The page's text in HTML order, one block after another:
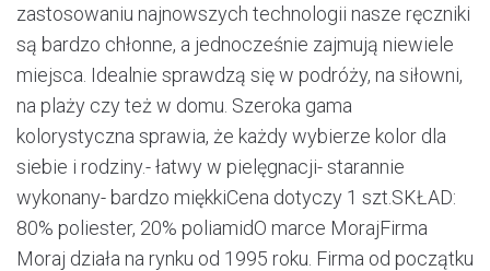
zastosowaniu najnowszych technologii nasze ręczniki
są bardzo chłonne, a jednocześnie zajmują niewiele
miejsca. Idealnie sprawdzą się w podróży, na siłowni,
na plaży czy też w domu. Szeroka gama
kolorystyczna sprawia, że każdy wybierze kolor dla
siebie i rodziny.- łatwy w pielęgnacji- starannie
wykonany- bardzo miękkiCena dotyczy 1 szt.SKŁAD:
80% poliester, 20% poliamidO marce MorajFirma
Moraj działa na rynku od 1995 roku. Firma od początku